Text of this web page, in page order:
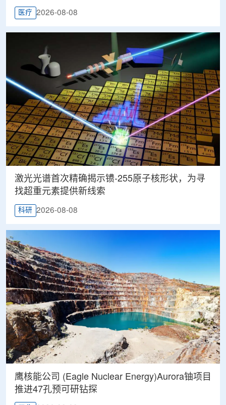
医疗 2026-08-08
激光光谱首次精确揭示镄-255原子核形状，为寻
找超重元素提供新线索
科研 2026-08-08
鹰核能公司 (Eagle Nuclear Energy)Aurora铀项目
推进47孔预可研钻探